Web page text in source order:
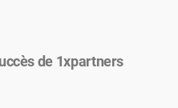
de 1xpartners